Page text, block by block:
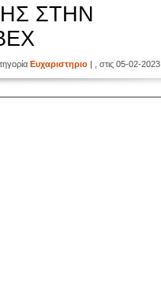
ΣΤΗΝ
Ευχαριστηριο | , στις 05-02-2023